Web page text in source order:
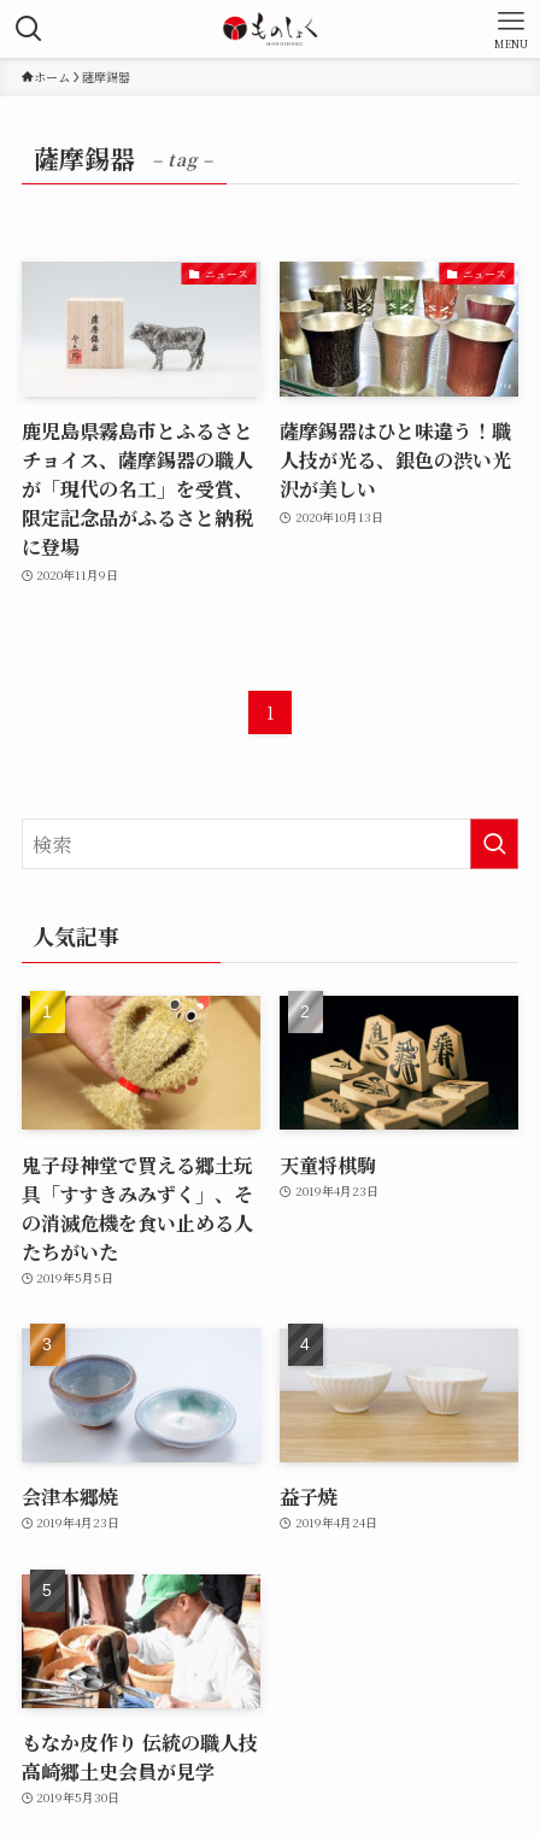
MENU
ホーム 薩摩錫器
薩摩錫器 – tag –
ニュース
鹿児島県霧島市とふるさと
チョイス、薩摩錫器の職人
が「現代の名工」を受賞、
限定記念品がふるさと納税
に登場
2020年11月9日
ニュース
薩摩錫器はひと味違う！職
人技が光る、銀色の渋い光
沢が美しい
2020年10月13日
1
人気記事
鬼子母神堂で買える郷土玩
具「すすきみみずく」、そ
の消滅危機を食い止める人
たちがいた
2019年5月5日
天童将棋駒
2019年4月23日
会津本郷焼
2019年4月23日
益子焼
2019年4月24日
もなか皮作り 伝統の職人技
高崎郷土史会員が見学
2019年5月30日